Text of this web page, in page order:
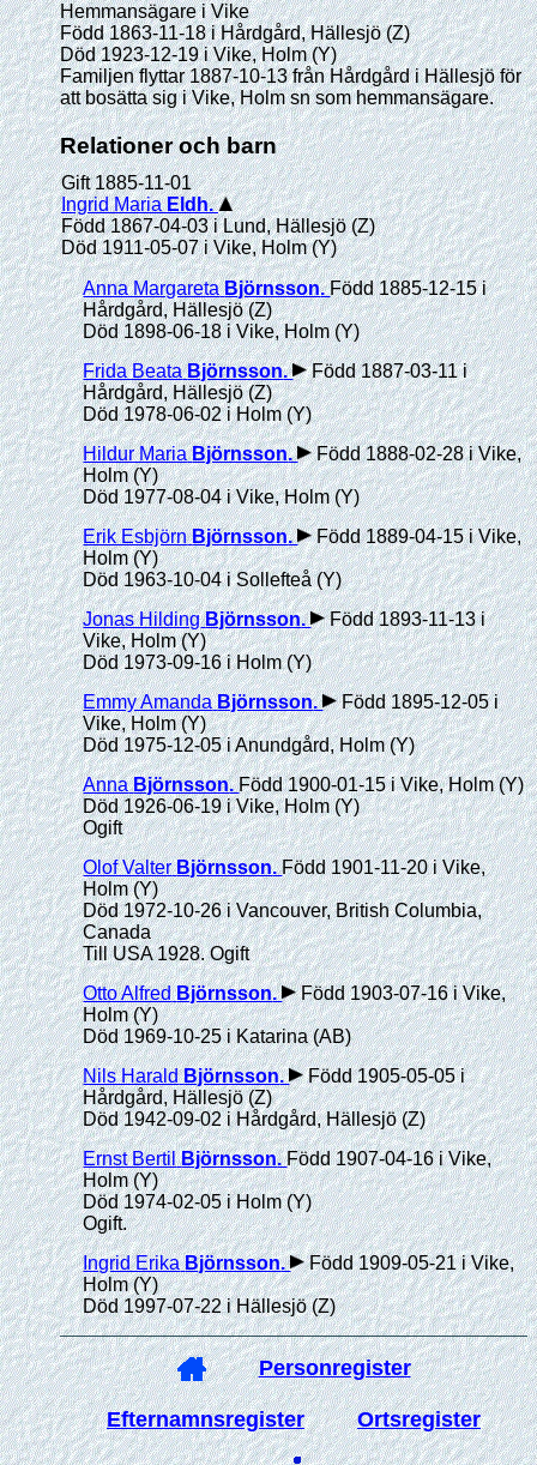
Hemmansägare i Vike
Född 1863-11-18 i Hårdgård, Hällesjö (Z)
Död 1923-12-19 i Vike, Holm (Y)
Familjen flyttar 1887-10-13 från Hårdgård i Hällesjö för
att bosätta sig i Vike, Holm sn som hemmansägare.
Relationer och barn
Gift 1885-11-01
Ingrid Maria Eldh.
Född 1867-04-03 i Lund, Hällesjö (Z)
Död 1911-05-07 i Vike, Holm (Y)
Anna Margareta Björnsson.Född 1885-12-15 i
Hårdgård, Hällesjö (Z)
Död 1898-06-18 i Vike, Holm (Y)
Frida Beata Björnsson.
Född 1887-03-11 i
Hårdgård, Hällesjö (Z)
Död 1978-06-02 i Holm (Y)
Hildur Maria Björnsson.
Född 1888-02-28 i Vike,
Holm (Y)
Död 1977-08-04 i Vike, Holm (Y)
Erik Esbjörn Björnsson.
Född 1889-04-15 i Vike,
Holm (Y)
Död 1963-10-04 i Sollefteå (Y)
Jonas Hilding Björnsson.
Född 1893-11-13 i
Vike, Holm (Y)
Död 1973-09-16 i Holm (Y)
Emmy Amanda Björnsson.
Född 1895-12-05 i
Vike, Holm (Y)
Död 1975-12-05 i Anundgård, Holm (Y)
Anna Björnsson.Född 1900-01-15 i Vike, Holm (Y)
Död 1926-06-19 i Vike, Holm (Y)
Ogift
Olof Valter Björnsson.Född 1901-11-20 i Vike,
Holm (Y)
Död 1972-10-26 i Vancouver, British Columbia,
Canada
Till USA 1928. Ogift
Otto Alfred Björnsson.
Född 1903-07-16 i Vike,
Holm (Y)
Död 1969-10-25 i Katarina (AB)
Nils Harald Björnsson.
Född 1905-05-05 i
Hårdgård, Hällesjö (Z)
Död 1942-09-02 i Hårdgård, Hällesjö (Z)
Ernst Bertil Björnsson.Född 1907-04-16 i Vike,
Holm (Y)
Död 1974-02-05 i Holm (Y)
Ogift.
Ingrid Erika Björnsson.
Född 1909-05-21 i Vike,
Holm (Y)
Död 1997-07-22 i Hällesjö (Z)
Personregister
Efternamnsregister Ortsregister